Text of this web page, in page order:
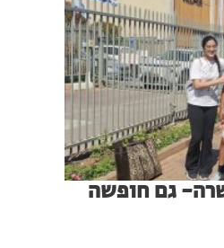
שרה- גם חופשה